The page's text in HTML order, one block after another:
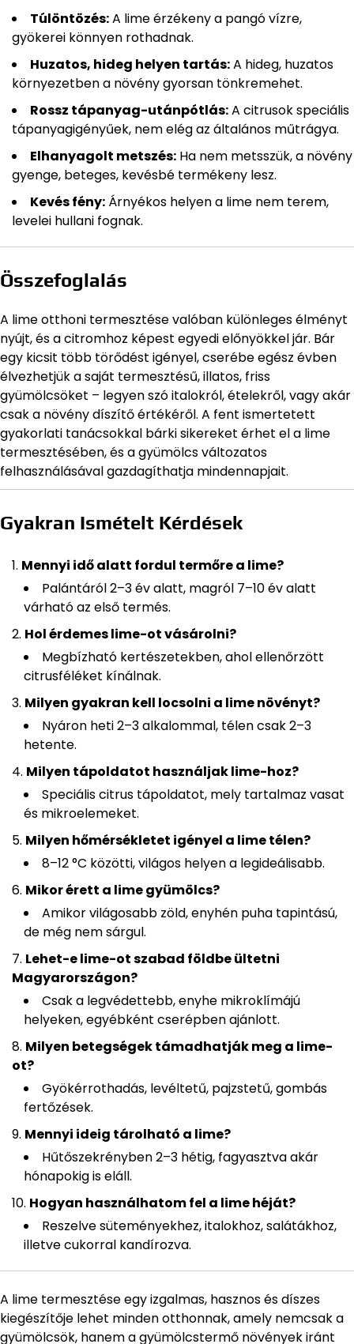
Túlöntözés:A lime érzékeny a pangó vízre,
gyökerei könnyen rothadnak.
Huzatos, hideg helyen tartás:A hideg, huzatos
környezetben a növény gyorsan tönkremehet.
Rossz tápanyag-utánpótlás:A citrusok speciális
tápanyagigényűek, nem elég az általános műtrágya.
Elhanyagolt metszés: Ha nem metsszük, a növény
gyenge, beteges, kevésbé termékeny lesz.
Kevés fény: Árnyékos helyen a lime nem terem,
levelei hullani fognak.
Összefoglalás
A lime otthoni termesztése valóban különleges élményt
nyújt, és a citromhoz képest egyedi előnyökkel jár. Bár
egy kicsit több törődést igényel, cserébe egész évben
élvezhetjük a saját termesztésű, illatos, friss
gyümölcsöket – legyen szó italokról, ételekről, vagy akár
csak a növény díszítő értékéről. A fent ismertetett
gyakorlati tanácsokkal bárki sikereket érhet el a lime
termesztésében, és a gyümölcs változatos
felhasználásával gazdagíthatja mindennapjait.
Gyakran Ismételt Kérdések
Mennyi idő alatt fordul termőre a lime?
Palántáról 2–3 év alatt, magról 7–10 év alatt
várható az első termés.
Hol érdemes lime-ot vásárolni?
Megbízható kertészetekben, ahol ellenőrzött
citrusféléket kínálnak.
Milyen gyakran kell locsolni a lime növényt?
Nyáron heti 2–3 alkalommal, télen csak 2–3
hetente.
Milyen tápoldatot használjak lime-hoz?
Speciális citrus tápoldatot, mely tartalmaz vasat
és mikroelemeket.
Milyen hőmérsékletet igényel a lime télen?
8–12 °C közötti, világos helyen a legideálisabb.
Mikor érett a lime gyümölcs?
Amikor világosabb zöld, enyhén puha tapintású,
de még nem sárgul.
Lehet-e lime-ot szabad földbe ültetni
Magyarországon?
Csak a legvédettebb, enyhe mikroklímájú
helyeken, egyébként cserépben ajánlott.
Milyen betegségek támadhatják meg a lime-
ot?
Gyökérrothadás, levéltetű, pajzstetű, gombás
fertőzések.
Mennyi ideig tárolható a lime?
Hűtőszekrényben 2–3 hétig, fagyasztva akár
hónapokig is eláll.
Hogyan használhatom fel a lime héját?
Reszelve süteményekhez, italokhoz, salátákhoz,
illetve cukorral kandírozva.
A lime termesztése egy izgalmas, hasznos és díszes
kiegészítője lehet minden otthonnak, amely nemcsak a
gyümölcsök, hanem a gyümölcstermő növények iránt